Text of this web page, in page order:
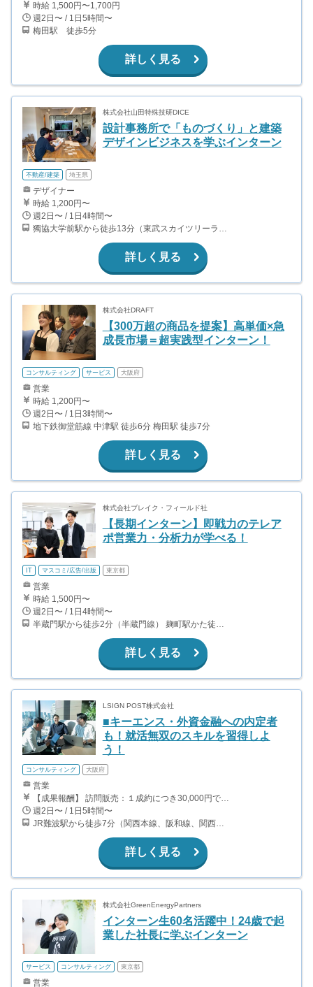
時給 1,500円〜1,700円
週2日〜 / 1日5時間〜
梅田駅 徒歩5分
詳しく見る
株式会社山田特殊技研DICE
設計事務所で「ものづくり」と建築
デザインビジネスを学ぶインターン
不動産/建築 埼玉県
デザイナー
時給 1,200円〜
週2日〜 / 1日4時間〜
獨協大学前駅から徒歩13分（東武スカイツリーライン、東武伊勢崎線、東武日光線、鬼怒川線）
詳しく見る
株式会社DRAFT
【300万超の商品を提案】高単価×急
成長市場＝超実践型インターン！
コンサルティング サービス 大阪府
営業
時給 1,200円〜
週2日〜 / 1日3時間〜
地下鉄御堂筋線 中津駅 徒歩6分 梅田駅 徒歩7分
詳しく見る
株式会社ブレイク・フィールド社
【長期インターン】即戦力のテレア
ポ営業力・分析力が学べる！
IT マスコミ/広告/出版 東京都
営業
時給 1,500円〜
週2日〜 / 1日4時間〜
詳しく見る
LSIGN POST株式会社
■キーエンス・外資金融への内定者
も！就活無双のスキルを習得しよ
う！
コンサルティング 大阪府
営業
【成果報酬】 訪問販売：１成約につき30,000円です。 例えば、光インターネットの成約であれば、平均的に2.5日で1件の契約が見込めます。（12,000円/1日6時間稼働） ＜月収例＞月に100万以上稼ぐ方もいます！ ・月5件成約：150,000円 ・月15件成約：450,000円 ・月30成約：900,000円➕マネジメントインセンティブ300,000円 合計1,200,000円 時給換算で2,000円程度が、平均的なインターン生の報酬となっています。
週2日〜 / 1日5時間〜
JR難波駅から徒歩7分（関西本線、阪和線、関西空港線） 大阪難波駅から徒歩13分（近鉄奈良線、阪神なんば線） 桜川駅から徒歩4分（大阪メトロ千日前線、阪神なんば線）
詳しく見る
株式会社GreenEnergyPartners
インターン生60名活躍中！24歳で起
業した社長に学ぶインターン
サービス コンサルティング 東京都
営業